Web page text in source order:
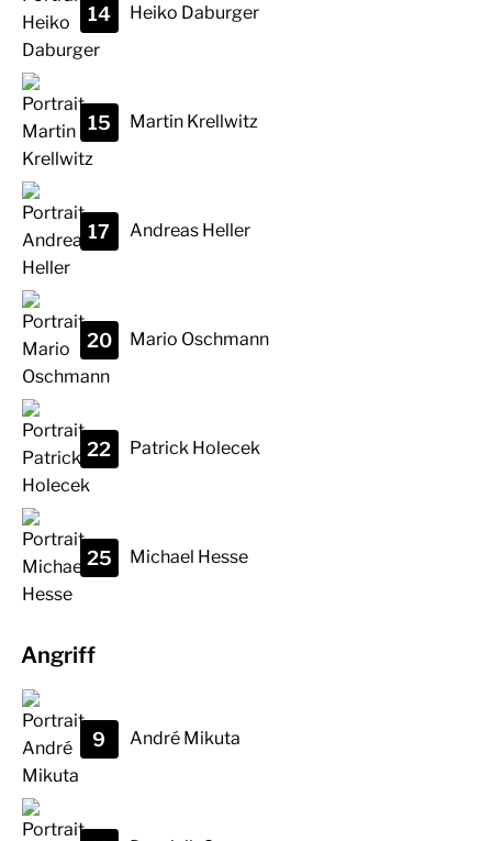
Heiko Daburger
14
Martin Krellwitz
15
Andreas Heller
17
Mario Oschmann
20
Patrick Holecek
22
Michael Hesse
25
Angriff
André Mikuta
9